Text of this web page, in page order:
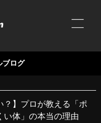
ブログ
？】プロが教える「ポ
い体」の本当の理由